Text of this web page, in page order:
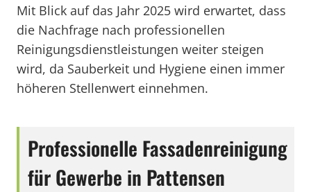
Mit Blick auf das Jahr 2025 wird erwartet, dass
die Nachfrage nach professionellen
Reinigungsdienstleistungen weiter steigen
wird, da Sauberkeit und Hygiene einen immer
höheren Stellenwert einnehmen.
Professionelle Fassadenreinigung
für Gewerbe in Pattensen